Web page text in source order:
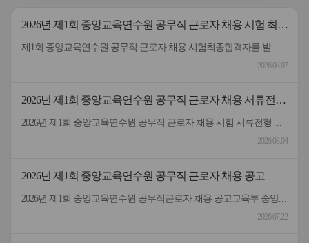
2026년 제1회 중앙교육연수원 공무직 근로자 채용 시험 최종
제1회 중앙교육연수원 공무직 근로자 채용 시험최종합격자를 발표하고 등록 안내드립니다.응시해주신 모든 분께 감사드립니다.
2026.08.07
2026년 제1회 중앙교육연수원 공무직 근로자 채용 서류전형
2026년 제1회 중앙교육연수원 공무직 근로자 채용 시험 서류전형 합격자 및 면접일정을 안내드립니다.* 채용분야 - 공무직(미화원)* 서류전형 합격자 : 5명* 합격자 명단 및 면접일정 안내 : 붙임 참고 * 서류 전형 합격자분들은 면접 일정을 참고하여 차질 없이 임해주길 부탁드리며, 응시해주신 모든 분들께 행복한 일들 가득하시길 바랍니다.- 중앙교육연수원 -
2026.08.04
2026년 제1회 중앙교육연수원 공무직 근로자 채용 공고
2026년 제1회 중앙교육연수원 공무직근로자 채용 공고교육부 중앙교육연수원에서 근무할 공무직 근로자를 다음과 같이 공개 모집하오니 성실하고 역량있는 분들의 많은 응시 바랍니다. 2026년 7월 22일 중앙교육연수원장1. 선발직종: 환경미화직(미화원) / 공무직 근로자2. 선발인원: 1명3. 채용기간: 계약일~정년(만65세)까지​4. 담당업무: 청사 실내외 청소 및 환경정리 등5. 근무형태: 기본근무(월~금), 1일 8시간(07:00~16:00, 휴게시간 1시간 제외) 근무6. 근무장소: 중앙교육연수원(대구 동구 혁신도시 내 위치)7. 보수: 월 236만원 수준(세전), 명절휴가비 등 별도 지급8. 원서 접수기간: 7.22.(수) ~ 7.30.(목)9. 접수방법: 방문접수, 우편접수 (공고문 참조)10. 문의전화: 중앙교육연수원 연수지원협력과 채용담당자 ☏053-980-6514
2026.07.22
유가 될 수 있음